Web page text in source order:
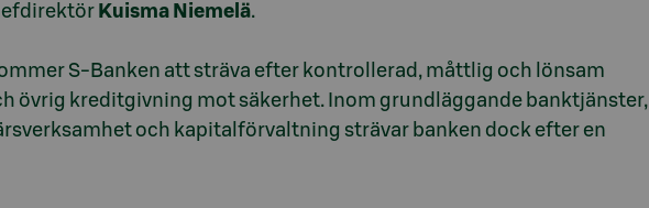
Kuisma Niemelä.
S-Banken att sträva efter kontrollerad, måttlig och lönsam
övrig kreditgivning mot säkerhet. Inom grundläggande banktjänster,
och kapitalförvaltning strävar banken dock efter en